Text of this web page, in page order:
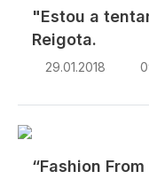
"Estou a
Reigota.
29.01.2018
“Fashion